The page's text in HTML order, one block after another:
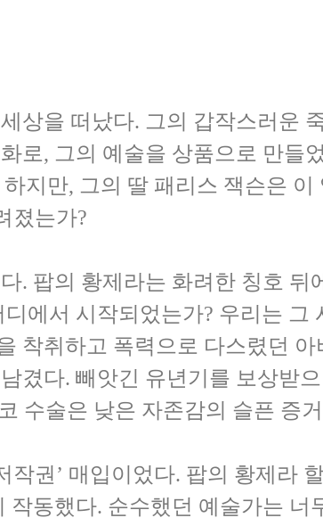
상을 떠났다. 그의 갑작스러운
로, 그의 예술을 상품으로 만들
지만, 그의 딸 패리스 잭슨은 이
졌는가?
. 팝의 황제라는 화려한 칭호 뒤
에서 시작되었는가? 우리는 그
착취하고 폭력으로 다스렸던
겼다. 빼앗긴 유년기를 보상받으
수술은 낮은 자존감의 슬픈 증
권’ 매입이었다. 팝의 황제라
동했다. 순수했던 예술가는 너